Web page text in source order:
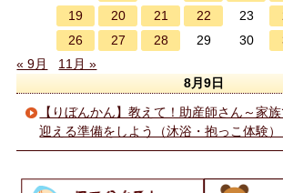
19
20 21 22 23
26
27 28 29 30
« 9月
11月 »
8月9日
【りぼんかん】教えて！助産師さん～家
迎える準備をしよう（沐浴・抱っこ体験）